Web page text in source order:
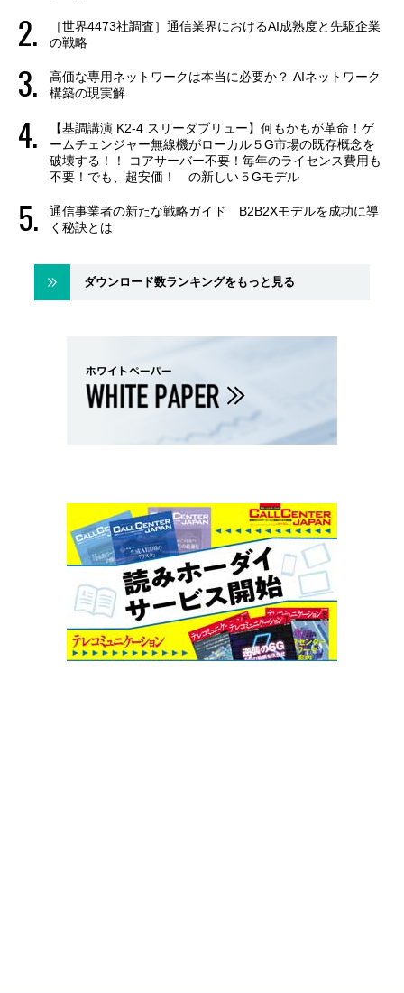
［世界4473社調査］通信業界におけるAI成熟度と先駆企業
の戦略
高価な専用ネットワークは本当に必要か？ AIネットワーク
構築の現実解
【基調講演 K2-4 スリーダブリュー】何もかもが革命！ゲ
ームチェンジャー無線機がローカル５G市場の既存概念を
破壊する！！ コアサーバー不要！毎年のライセンス費用も
不要！でも、超安価！ の新しい５Gモデル
通信事業者の新たな戦略ガイド B2B2Xモデルを成功に導
く秘訣とは
ダウンロード数ランキングをもっと見る